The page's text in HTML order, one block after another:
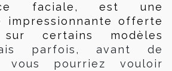
faciale, est une
impressionnante offerte
certains modèles
parfois, avant de
vous pourriez vouloir